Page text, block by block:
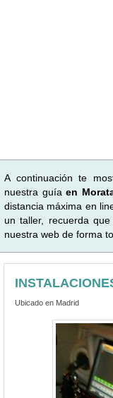
A continuación te
nuestra guíaen
distancia máxima en
un taller, recuerda
nuestra web de forma
Ubicado en Madrid